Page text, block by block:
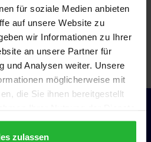
für soziale Medien anbieten
auf unsere Website zu
wir Informationen zu Ihrer
an unsere Partner für
und Analysen weiter. Unsere
möglicherweise mit
die Sie ihnen bereitgestellt
zulassen